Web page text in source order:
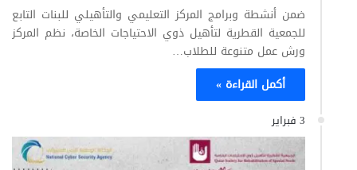
ضمن أنشطة وبرامج المركز التعليمي والتأهيلي للبنات التابع
للجمعية القطرية لتأهيل ذوي الاحتياجات الخاصة، نظم المركز
ورش عمل متنوعة للطلاب…
أكمل القراءة »
3 فبراير